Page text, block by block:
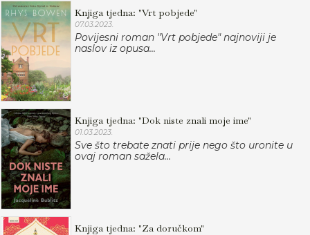
Knjiga tjedna: "Vrt pobjede"
07.03.2023.
Povijesni roman "Vrt pobjede" najnoviji je
naslov iz opusa...
Knjiga tjedna: "Dok niste znali moje ime"
01.03.2023.
Sve što trebate znati prije nego što uronite u
ovaj roman sažela...
Knjiga tjedna: "Za doručkom"